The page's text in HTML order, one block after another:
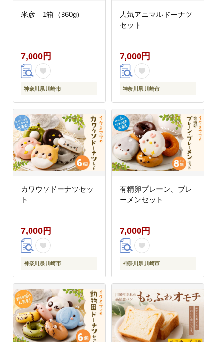
米彦 1箱（360g）
7,000円
神奈川県 川崎市
人気アニマルドーナツ
セット
7,000円
神奈川県 川崎市
カワウソドーナツセッ
ト
7,000円
神奈川県 川崎市
有精卵プレーン、ブレ
ーメンセット
7,000円
神奈川県 川崎市